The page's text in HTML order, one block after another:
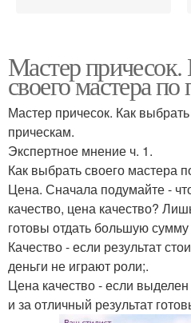
прически
Свадебные прически и
макияж
Стилист по прическам и
макияжу
Мастер
своего мастера
Мастер причесок. Как
прическам.
Экспертное мнение ч. 1.
Как выбрать своего мастера
Цена. Сначала подумайте -
качество, цена качество?
готовы отдать большую
Качество - если результат
деньги не играют роли;.
Цена качество - если
и за отличный результат